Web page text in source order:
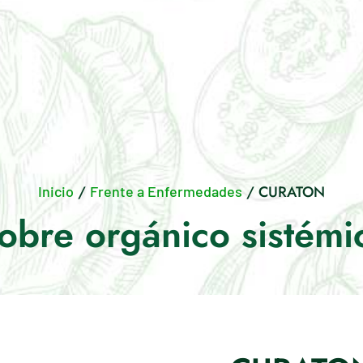
Inicio / Frente a Enfermedades/ CURATON
orgánico